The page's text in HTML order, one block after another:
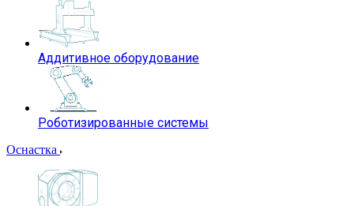
Аддитивное оборудование
Роботизированные системы
Оснастка